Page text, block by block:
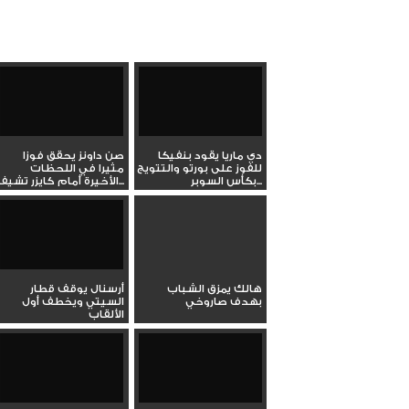
دي ماريا يقود بنفيكا
للفوز على بورتو والتتويج
بكأس السوبر...
صن داونز يحقق فوزا
مثيرا في اللحظات
الأخيرة أمام كايزر تشيفز...
هالك يمزق الشباب
بهدف صاروخي
أرسنال يوقف قطار
السيتي ويخطف أول
الألقاب